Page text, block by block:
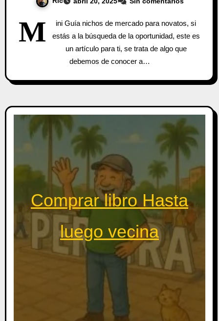
M
ini Guía nichos de mercado para novatos, si
estás a la búsqueda de la oportunidad, este es
un artículo para ti, se trata de algo que
debemos de conocer a…
Comprar libro Hasta
luego vecina